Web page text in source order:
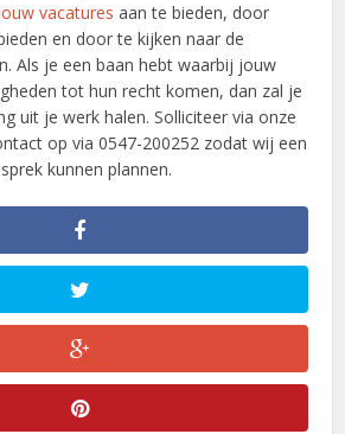
vacatures aan te bieden, door
en door te kijken naar de
Als je een baan hebt waarbij jouw
tot hun recht komen, dan zal je
uit je werk halen. Solliciteer via onze
op via 0547-200252 zodat wij een
kunnen plannen.